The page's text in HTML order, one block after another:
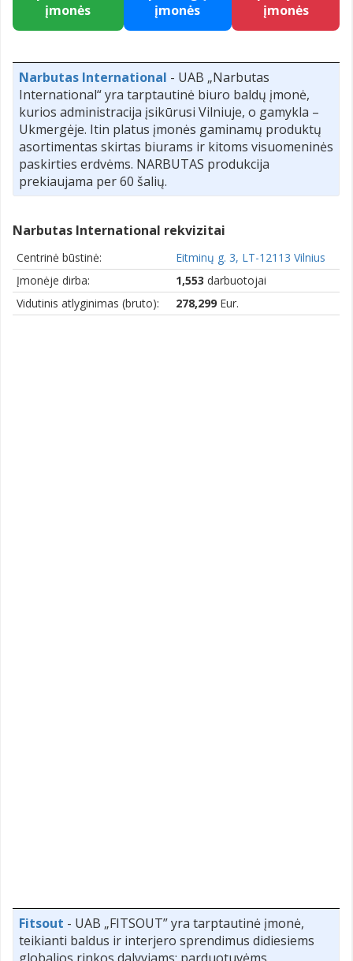
įmonės
įmonės
įmonės
Narbutas International - UAB „Narbutas
International“ yra tarptautinė biuro baldų įmonė,
kurios administracija įsikūrusi Vilniuje, o gamykla –
Ukmergėje. Itin platus įmonės gaminamų produktų
asortimentas skirtas biurams ir kitoms visuomeninės
paskirties erdvėms. NARBUTAS produkcija
prekiaujama per 60 šalių.
Narbutas International rekvizitai
Centrinė būstinė:
Eitminų g. 3, LT-12113 Vilnius
Įmonėje dirba:
1,553 darbuotojai
Vidutinis atlyginimas (bruto):
278,299 Eur.
Fitsout - UAB „FITSOUT” yra tarptautinė įmonė,
teikianti baldus ir interjero sprendimus didiesiems